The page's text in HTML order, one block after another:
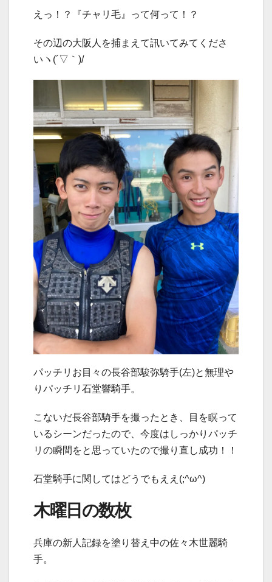
えっ！？『チャリ毛』って何って！？
その辺の大阪人を捕まえて訊いてみてくださ
いヽ(´▽｀)/
パッチリお目々の長谷部駿弥騎手(左)と無理や
りパッチリ石堂響騎手。
こないだ長谷部騎手を撮ったとき、目を瞑って
いるシーンだったので、今度はしっかりパッチ
リの瞬間をと思っていたので撮り直し成功！！
石堂騎手に関してはどうでもええ(;^ω^)
木曜日の数枚
兵庫の新人記録を塗り替え中の佐々木世麗騎
手。